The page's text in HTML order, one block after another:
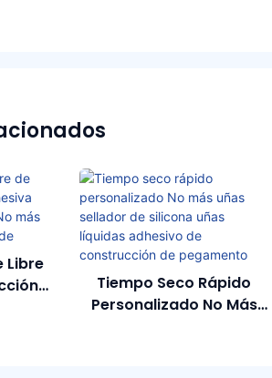
Libre
Tiempo Seco Rápido
Personalizado No Más